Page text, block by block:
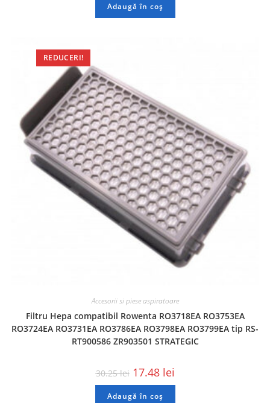
Adaugă în coș
REDUCERI!
Accesorii si piese aspiratoare
Filtru Hepa compatibil Rowenta RO3718EA RO3753EA
RO3724EA RO3731EA RO3786EA RO3798EA RO3799EA tip RS-
RT900586 ZR903501 STRATEGIC
30.25lei 17.48 lei
Adaugă în coș